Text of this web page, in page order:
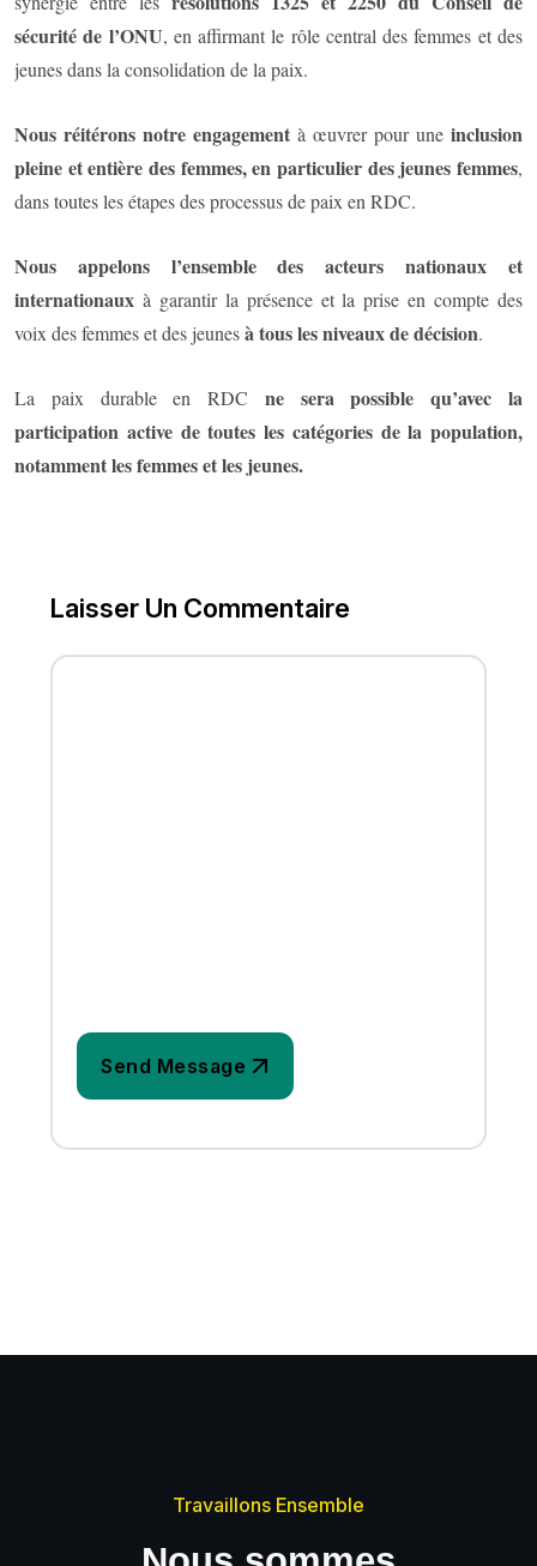
sécurité de l’ONU, en affirmant le rôle central des femmes et des
jeunes dans la consolidation de la paix.
Nous réitérons notre engagement à œuvrer pour une inclusion
pleine et entière des femmes, en particulier des jeunes femmes,
dans toutes les étapes des processus de paix en RDC.
Nous appelons l’ensemble des acteurs nationaux et
internationaux à garantir la présence et la prise en compte des
voix des femmes et des jeunesà tous les niveaux de décision.
La paix durable en RDC ne sera possible qu’avec la
participation active de toutes les catégories de la population,
notamment les femmes et les jeunes.
Laisser Un Commentaire
Travaillons Ensemble